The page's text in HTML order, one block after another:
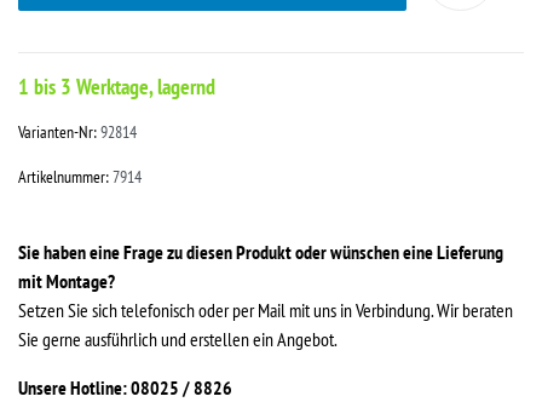
1 bis 3 Werktage, lagernd
Varianten-Nr:92814
Artikelnummer:7914
Sie haben eine Frage zu diesen Produkt oder wünschen eine Lieferung
mit Montage?
Setzen Sie sich telefonisch oder per Mail mit uns in Verbindung. Wir beraten
Sie gerne ausführlich und erstellen ein Angebot.
Unsere Hotline: 08025 / 8826